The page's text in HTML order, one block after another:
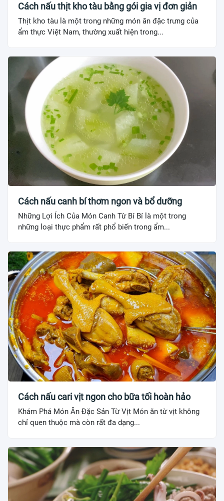
Cách nấu thịt kho tàu bằng gói gia vị đơn giản
Thịt kho tàu là một trong những món ăn đặc trưng của
ẩm thực Việt Nam, thường xuất hiện trong...
Cách nấu canh bí thơm ngon và bổ dưỡng
Những Lợi Ích Của Món Canh Từ Bí Bí là một trong
những loại thực phẩm rất phổ biến trong ẩm...
Cách nấu cari vịt ngon cho bữa tối hoàn hảo
Khám Phá Món Ăn Đặc Sản Từ Vịt Món ăn từ vịt không
chỉ quen thuộc mà còn rất đa dạng...